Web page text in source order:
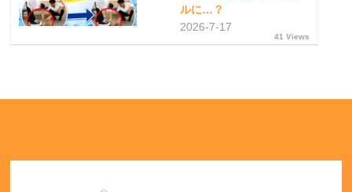
ルに…？
2026-7-17
41 Views